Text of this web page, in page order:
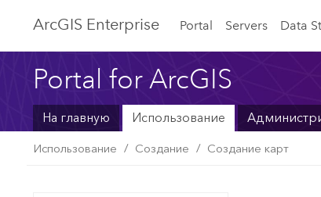
ArcGIS Enterprise Portal Servers Data
Portal for ArcGIS
На главную Использование
Использование Создание Создание карт